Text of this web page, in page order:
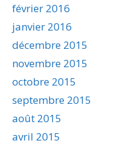
février 2016
janvier 2016
décembre 2015
novembre 2015
octobre 2015
septembre 2015
août 2015
avril 2015